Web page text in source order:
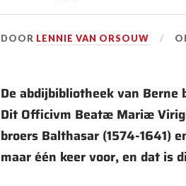
DOOR LENNIE VAN ORSOUW
De abdijbibliotheek van
Dit Officivm Beatæ Mariæ
broers Balthasar (1574-1641)
maar één keer voor, en dat is